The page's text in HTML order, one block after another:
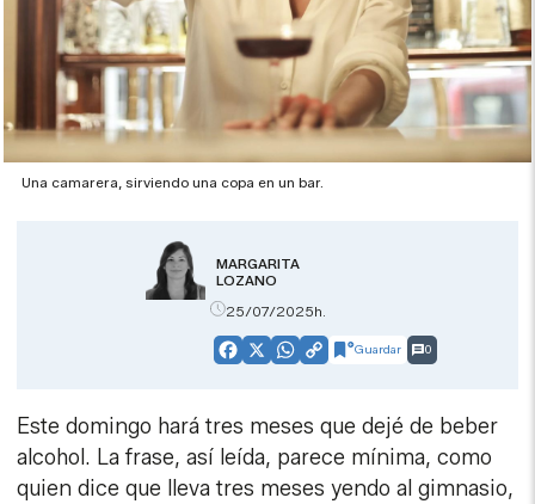
Una camarera, sirviendo una copa en un bar.
MARGARITA
LOZANO
25/07/2025h.
Facebook
X WhatsApp
CopyGuardar 0
Este domingo hará tres meses que dejé de beber
alcohol. La frase, así leída, parece mínima, como
quien dice que lleva tres meses yendo al gimnasio,